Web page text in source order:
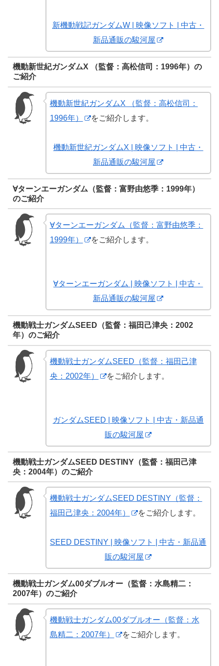
新機動戦記ガンダムW | 映像ソフト | 中古・
新品通販の駿河屋
機動新世紀ガンダムX （監督：高松信司：1996年）の
ご紹介
機動新世紀ガンダムX （監督：高松信司：
1996年）
をご紹介します。
機動新世紀ガンダムX | 映像ソフト | 中古・
新品通販の駿河屋
∀ターンエーガンダム（監督：富野由悠季：1999年）
のご紹介
∀ターンエーガンダム（監督：富野由悠季：
1999年）
をご紹介します。
∀ターンエーガンダム | 映像ソフト | 中古・
新品通販の駿河屋
機動戦士ガンダムSEED（監督：福田己津央：2002
年）のご紹介
機動戦士ガンダムSEED（監督：福田己津
央：2002年）
をご紹介します。
ガンダムSEED | 映像ソフト | 中古・新品通
販の駿河屋
機動戦士ガンダムSEED DESTINY（監督：福田己津
央：2004年）のご紹介
機動戦士ガンダムSEED DESTINY（監督：
福田己津央：2004年）
をご紹介します。
SEED DESTINY | 映像ソフト | 中古・新品通
販の駿河屋
機動戦士ガンダム00ダブルオー（監督：水島精二：
2007年）のご紹介
機動戦士ガンダム00ダブルオー（監督：水
島精二：2007年）
をご紹介します。